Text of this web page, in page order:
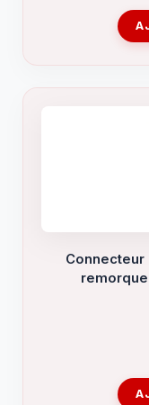
Connecteur